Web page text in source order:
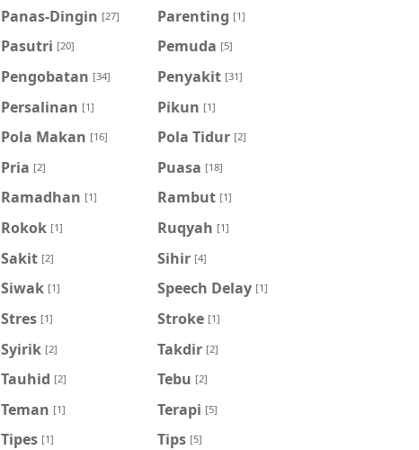
Panas-Dingin [27] Parenting [1]
Pasutri [20] Pemuda [5]
Pengobatan [34] Penyakit [31]
Persalinan [1] Pikun [1]
Pola Makan [16] Pola Tidur [2]
Pria [2] Puasa [18]
Ramadhan [1] Rambut [1]
Rokok [1] Ruqyah [1]
Sakit [2] Sihir [4]
Siwak [1] Speech Delay [1]
Stres [1] Stroke [1]
Syirik [2] Takdir [2]
Tauhid [2] Tebu [2]
Teman [1] Terapi [5]
Tipes [1] Tips [5]